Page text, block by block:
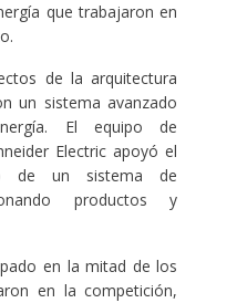
que trabajaron en
de la arquitectura
un sistema avanzado
El equipo de
Electric apoyó el
de un sistema de
productos y
en la mitad de los
en la competición,